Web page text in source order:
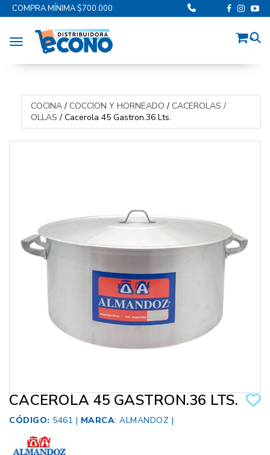
COMPRA MÍNIMA $700.000
Toggle navigation
COCINA/ COCCION Y HORNEADO / CACEROLAS /
OLLAS / Cacerola 45 Gastron.36 Lts.
CACEROLA 45 GASTRON.36 LTS.
CÓDIGO: 5461 | MARCA: ALMANDOZ |